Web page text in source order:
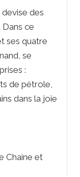
des
ce
ses quatre
se
:
de pétrole,
dans la joie
Chaine et